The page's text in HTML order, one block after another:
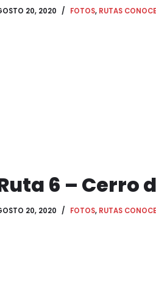
20, 2020 FOTOS, RUTAS
6 – Cerro
20, 2020 FOTOS, RUTAS